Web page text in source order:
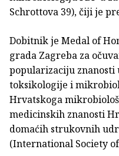
Schrottova 39), čiji je
Dobitnik je Medal of
grada Zagreba za
popularizaciju znanosti
toksikologije i
Hrvatskoga
medicinskih znanosti
domaćih strukovnih
(International Society